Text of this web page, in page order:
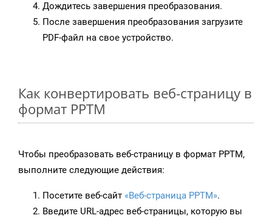
Дождитесь завершения преобразования.
После завершения преобразования загрузите
PDF-файл на свое устройство.
Как конвертировать веб-страницу в
формат PPTM
Чтобы преобразовать веб-страницу в формат PPTM,
выполните следующие действия:
Посетите веб-сайт «Веб-страница PPTM».
Введите URL-адрес веб-страницы, которую вы